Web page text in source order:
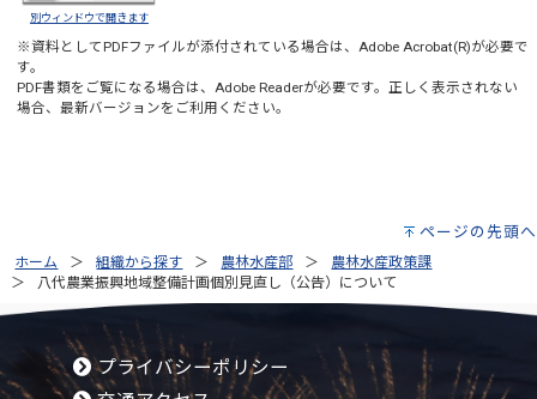
別ウィンドウで開きます
※資料としてPDFファイルが添付されている場合は、 Adobe Acrobat(R)が必要で
す。
PDF書類をご覧になる場合は、 Adobe Readerが必要です。正しく表示されない
場合、最新バージョンをご利用ください。
ページの先頭へ
ホーム 組織から探す 農林水産部
農林水産政策課
八代農業振興地域整備計画個別見直し（公告）について
プライバシーポリシー